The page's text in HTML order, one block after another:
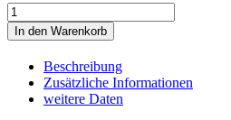
Kicker
STELLA
HOMEGRAUMELIERT-
SCHWARZ
Menge
In den Warenkorb
Beschreibung
Zusätzliche Informationen
weitere Daten